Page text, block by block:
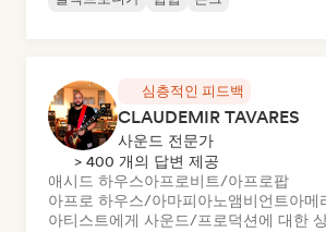
심층적인 피드백
CLAUDEMIR TAVARES
사운드 전문가
> 400 개의 답변 제공
애시드 하우스아프로비트/아프로팝
아프로 하우스/아마피아노앰비언트아메
아티스트에게 사운드/프로덕션에 대한